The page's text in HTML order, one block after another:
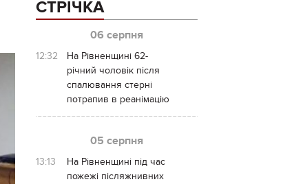
СТРІЧКА
06 серпня
12:32
На Рівненщині 62-
річний чоловік після
спалювання стерні
потрапив в реанімацію
05 серпня
13:13
На Рівненщині під час
пожежі післяжнивних